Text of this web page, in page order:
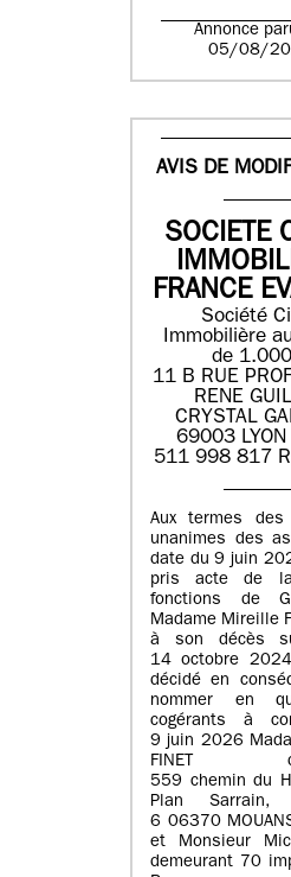
Annonce
05/08/
AVIS DE
SOCIETE
FRANCE
Société
Immobilière
de
11 B RUE
RENE
CRYSTAL
69003
511 998 817
Aux termes des
unanimes des
date du 9 juin
pris acte de
fonctions de
Madame Mireille
à son décès
14 octobre
décidé en
nommer en
cogérants à
9 juin 2026
FINET
559 chemin du
Plan Sarrain,
6 06370
et Monsieur
demeurant 70